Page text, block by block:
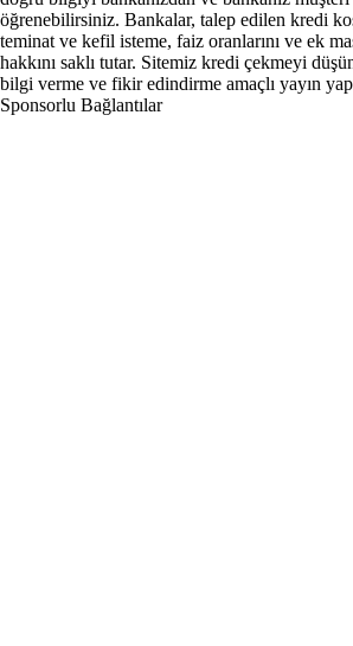
öğrenebilirsiniz. Bankalar, talep edilen kredi
teminat ve kefil isteme, faiz oranlarını ve ek
hakkını saklı tutar. Sitemiz kredi çekmeyi
bilgi verme ve fikir edindirme amaçlı yayın
Sponsorlu Bağlantılar